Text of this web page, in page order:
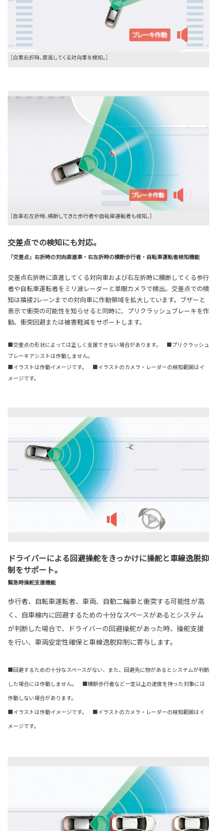
交差点での検知にも対応。
「交差点」右折時の対向直進車・右左折時の横断歩行者・自転車運転者検知機能
交差点右折時に直進してくる対向車および右左折時に横断してくる歩行
者や自転車運転者をミリ波レーダーと単眼カメラで検出。交差点での検
知は隣接2レーンまでの対向車に作動領域を拡大しています。ブザーと
表示で衝突の可能性を知らせると同時に、プリクラッシュブレーキを作
動。衝突回避または被害軽減をサポートします。
■交差点の形状によっては正しく支援できない場合があります。 ■プリクラッシュ
ブレーキアシストは作動しません。
■イラストは作動イメージです。 ■イラストのカメラ・レーダーの検知範囲はイ
メージです。
ドライバーによる回避操舵をきっかけに操舵と車線逸脱抑
制をサポート。
緊急時操舵支援機能
歩行者、自転車運転者、車両、自動二輪車と衝突する可能性が高
く、自車線内に回避するための十分なスペースがあるとシステム
が判断した場合で、ドライバーの回避操舵があった時、操舵支援
を行い、車両安定性確保と車線逸脱抑制に寄与します。
■回避するための十分なスペースがない、また、回避先に物があるとシステムが判断
した場合には作動しません。 ■横断歩行者など一定以上の速度を持った対象には
作動しない場合があります。
■イラストは作動イメージです。 ■イラストのカメラ・レーダーの検知範囲はイ
メージです。